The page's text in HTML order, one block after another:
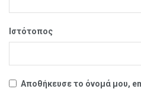
Ιστότοπος
Αποθήκευσε το όνομά μου,